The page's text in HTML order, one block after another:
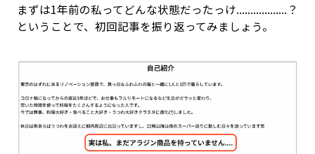
まずは1年前の私ってどんな状態だったっけ..................？
ということで、初回記事を振り返ってみましょう。